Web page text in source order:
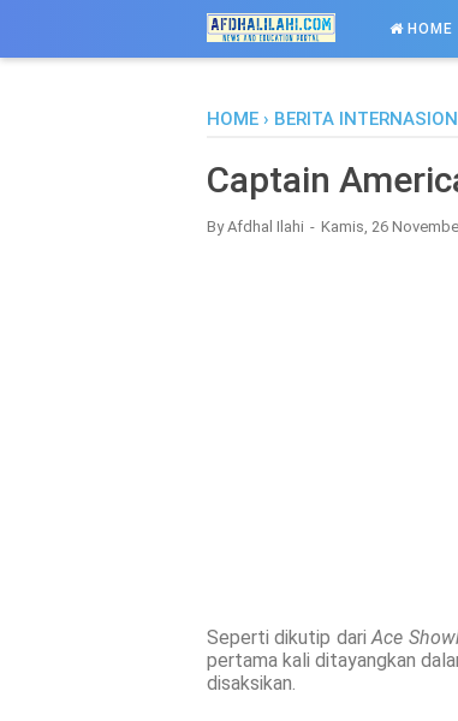
HOME
HOME › BERITA
Captain
ByAfdhal Ilahi Kamis, 26
Seperti dikutip dariAce
pertama kali ditayangkan
disaksikan.